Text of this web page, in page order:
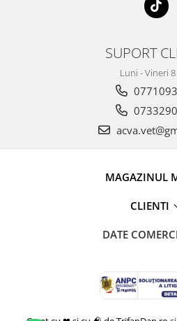
SUPORT
Luni - Vineri
MAGAZINUL
CLIENTI
DATE